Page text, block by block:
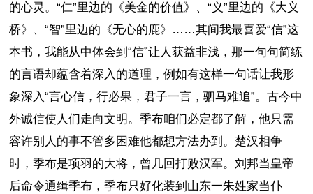
的心灵。“仁”里边的《美金的价值》、“义”里边的《大义
桥》、“智”里边的《无心的鹿》……其间我最喜爱“信”这
本书，我能从中体会到“信”让人获益非浅，那一句句简练
的言语却蕴含着深入的道理，例如有这样一句话让我形
象深入“言心信，行必果，君子一言，驷马难追”。古今中
外诚信使人们走向文明。季布咱们必定都了解，他只需
容许别人的事不管多困难他都想方法办到。楚汉相争
时，季布是项羽的大将，曾几回打败汉军。刘邦当皇帝
后命令通缉季布，季布只好化装到山东一朱姓家当仆